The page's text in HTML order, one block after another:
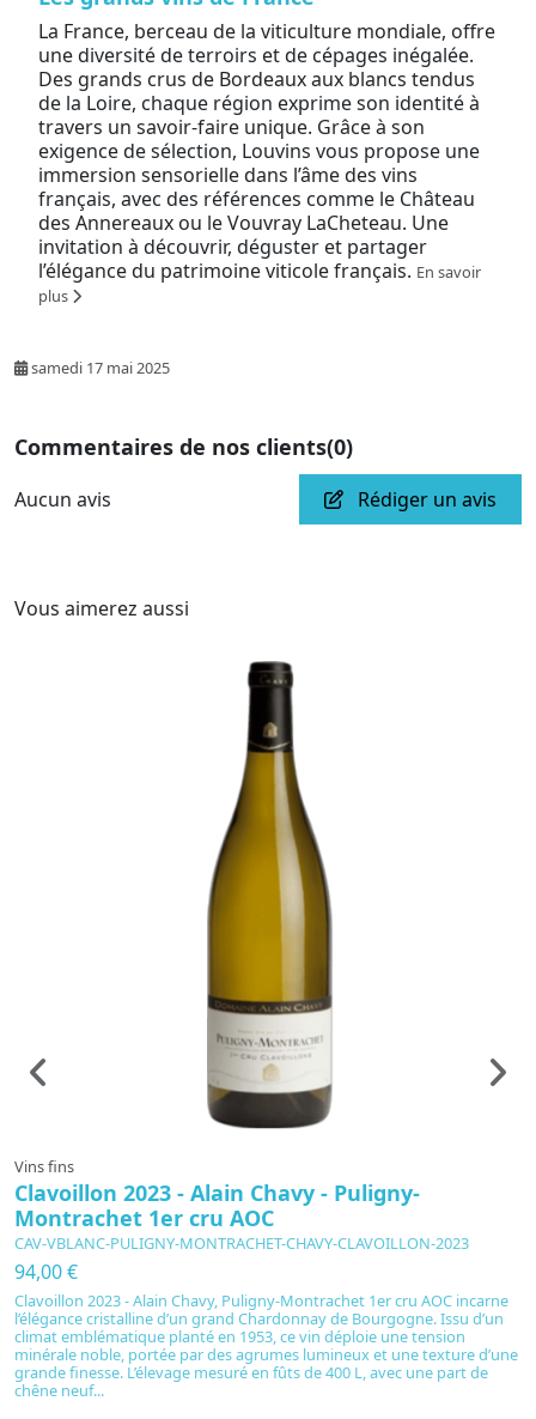
La France, berceau de la viticulture mondiale, offre
une diversité de terroirs et de cépages inégalée.
Des grands crus de Bordeaux aux blancs tendus
de la Loire, chaque région exprime son identité à
travers un savoir-faire unique. Grâce à son
exigence de sélection, Louvins vous propose une
immersion sensorielle dans l’âme des vins
français, avec des références comme le Château
des Annereaux ou le Vouvray LaCheteau. Une
invitation à découvrir, déguster et partager
l’élégance du patrimoine viticole français. En savoir
plus
samedi 17 mai 2025
Commentaires de nos clients(0)
Aucun avis Rédiger un avis
Vous aimerez aussi
Vins fins
Clavoillon 2023 - Alain Chavy - Puligny-
Montrachet 1er cru AOC
CAV-VBLANC-PULIGNY-MONTRACHET-CHAVY-CLAVOILLON-2023
94,00 €
Clavoillon 2023 - Alain Chavy, Puligny-Montrachet 1er cru AOC incarne
l’élégance cristalline d’un grand Chardonnay de Bourgogne. Issu d’un
climat emblématique planté en 1953, ce vin déploie une tension
minérale noble, portée par des agrumes lumineux et une texture d’une
grande finesse. L’élevage mesuré en fûts de 400 L, avec une part de
chêne neuf...